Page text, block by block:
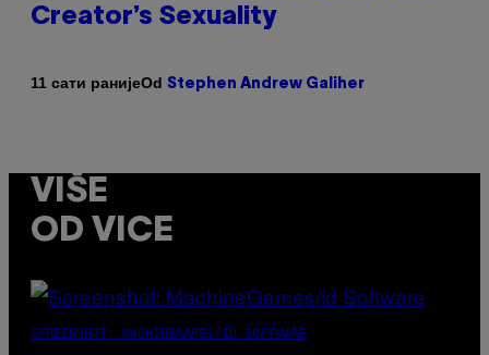
Creator’s Sexuality
11 сати ранијеOd Stephen Andrew Galiher
VIŠE
OD VICE
SCREENSHOT: MACHINEGAMES/ID SOFTWARE